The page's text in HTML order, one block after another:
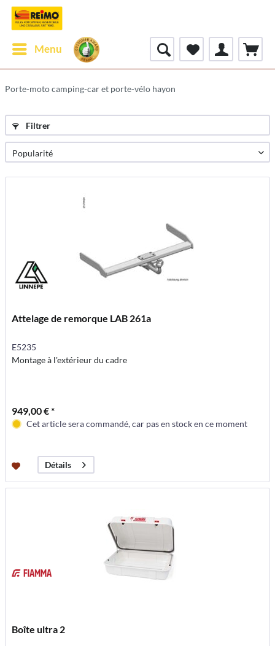
Menu
Porte-moto camping-car et porte-vélo hayon
Filtrer
Attelage de remorque LAB 261a
E5235
Montage à l'extérieur du cadre
949,00 € *
Cet article sera commandé, car pas en stock en ce moment
Détails
Boîte ultra 2